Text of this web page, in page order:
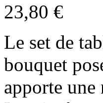
23,80 €
Le set de
bouquet
apporte une